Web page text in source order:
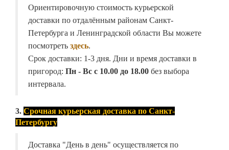
Ориентировочную стоимость курьерской
доставки по отдалённым районам Санкт-
Петербурга и Ленинградской области Вы можете
посмотреть здесь.
Срок доставки: 1-3 дня. Дни и время доставки в
пригород: Пн - Вс с 10.00 до 18.00 без выбора
интервала.
3. Срочная курьерская доставка по Санкт-
Петербургу
Доставка "День в день" осуществляется по